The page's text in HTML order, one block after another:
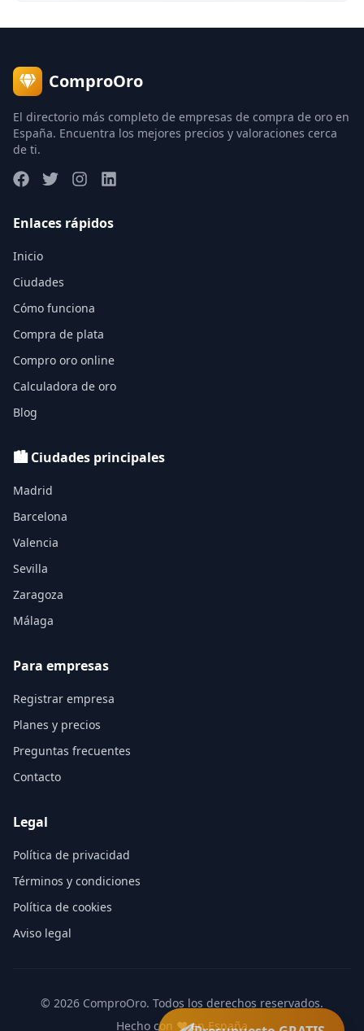
ComproOro
El directorio más completo de empresas de compra de oro en
España. Encuentra los mejores precios y valoraciones cerca
de ti.
Enlaces rápidos
Inicio
Ciudades
Cómo funciona
Compra de plata
Compro oro online
Calculadora de oro
Blog
🏙️ Ciudades principales
Madrid
Barcelona
Valencia
Sevilla
Zaragoza
Málaga
Para empresas
Registrar empresa
Planes y precios
Preguntas frecuentes
Contacto
Legal
Política de privacidad
Términos y condiciones
Política de cookies
Aviso legal
© 2026 ComproOro. Todos los derechos reservados.
Hecho con ❤️ en España